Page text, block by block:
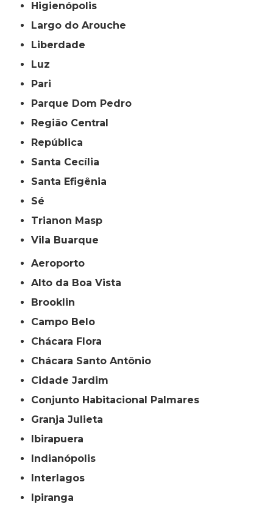
Higienópolis
Largo do Arouche
Liberdade
Luz
Pari
Parque Dom Pedro
Região Central
República
Santa Cecília
Santa Efigênia
Sé
Trianon Masp
Vila Buarque
Aeroporto
Alto da Boa Vista
Brooklin
Campo Belo
Chácara Flora
Chácara Santo Antônio
Cidade Jardim
Conjunto Habitacional Palmares
Granja Julieta
Ibirapuera
Indianópolis
Interlagos
Ipiranga